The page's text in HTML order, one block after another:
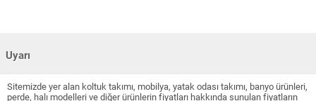
Uyarı
Sitemizde yer alan koltuk takımı, mobilya, yatak odası takımı, banyo ürünleri,
perde, halı modelleri ve diğer ürünlerin fiyatları hakkında sunulan fiyatların